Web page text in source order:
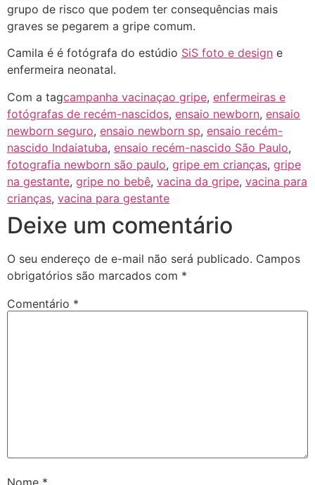
grupo de risco que podem ter consequências mais
graves se pegarem a gripe comum.
Camila é é fotógrafa do estúdio SiS foto e design e
enfermeira neonatal.
Com a tagcampanha vacinaçao gripe, enfermeiras e
fotógrafas de recém-nascidos, ensaio newborn, ensaio
newborn seguro, ensaio newborn sp, ensaio recém-
nascido Indaiatuba, ensaio recém-nascido São Paulo,
fotografia newborn são paulo, gripe em crianças, gripe
na gestante, gripe no bebê, vacina da gripe, vacina para
crianças, vacina para gestante
Deixe um comentário
O seu endereço de e-mail não será publicado. Campos
obrigatórios são marcados com *
Comentário *